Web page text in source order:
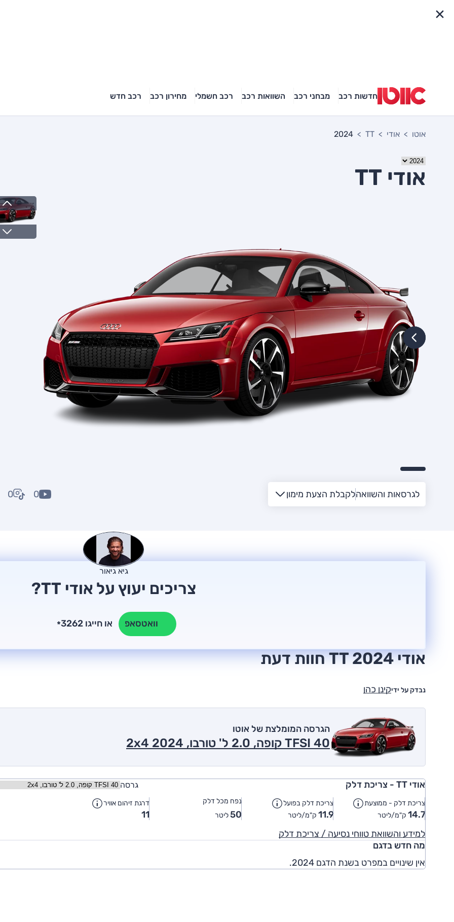
חדשות רכב מבחני רכב השוואות רכב רכב חשמלי מחירון רכב רכב חדש
אוטו אודי TT
2024
אודי TT
לגרסאות והשוואהלקבלת הצעת מימון 0
0
גיא גיאור
צריכים יעוץ על אודי TT?
וואטסאפ * או חייגו 3262
אודי TT 2024 חוות דעת
נבדק על ידיקינן כהן
הגרסה המומלצת של אוטו
40 TFSI קופה, 2.0 ל' טורבו, 2x4 2024
אודי TT - צריכת דלק גרסה
צריכת דלק - ממוצעת
14.7 ק"מ/ליטר
צריכת דלק בפועל
11.9 ק"מ/ליטר
נפח מכל דלק
50ליטר
דרגת זיהום אוויר
11
למידע והשוואת טווחי נסיעה / צריכת דלק
מה חדש בדגם
אין שינויים במפרט בשנת הדגם 2024.